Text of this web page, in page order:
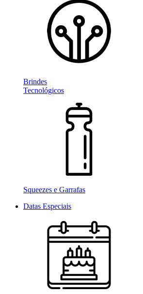
Brindes
Tecnológicos
Squeezes e Garrafas
Datas Especiais